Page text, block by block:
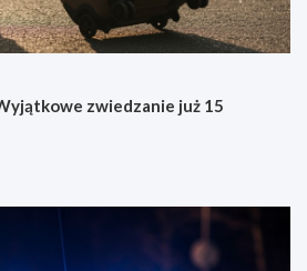
zwiedzanie już 15